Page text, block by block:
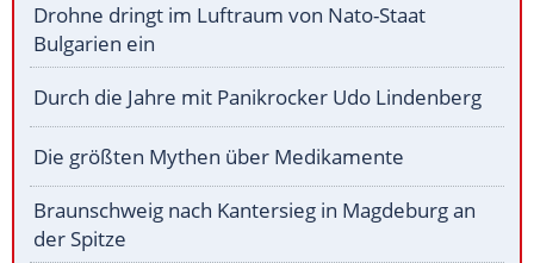
Drohne dringt im Luftraum von Nato-Staat
Bulgarien ein
Durch die Jahre mit Panikrocker Udo Lindenberg
Die größten Mythen über Medikamente
Braunschweig nach Kantersieg in Magdeburg an
der Spitze